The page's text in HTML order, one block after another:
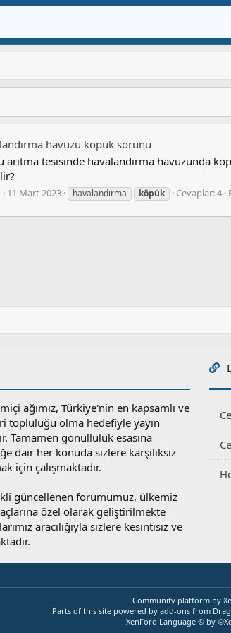
havuzu köpük sorunu
arıtma tesisinde havalandırma havuzunda
11 Mart 2023 havalandırma köpük Cevaplar: 4
ağımız, Türkiye'nin en kapsamlı ve
topluluğu olma hedefiyle yayın
Tamamen gönüllülük esasına
dair her konuda sizlere karşılıksız
için çalışmaktadır.
güncellenen forumumuz, ülkemiz
özel olarak geliştirilmekte
aracılığıyla sizlere kesintisiz ve
Community platform by
Parts of this site powered by add-ons from
XenForo Language © by